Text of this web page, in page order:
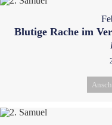
Blutige Rache im